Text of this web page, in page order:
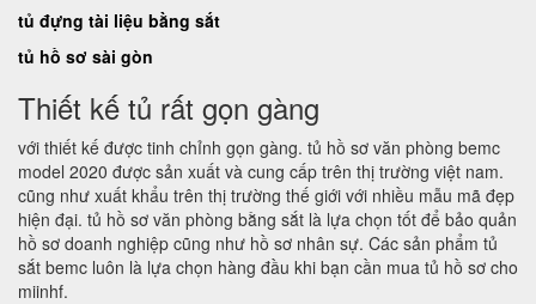
tủ đựng tài liệu bằng sắt
tủ hồ sơ sài gòn
Thiết kế tủ rất gọn gàng
với thiết kế được tinh chỉnh gọn gàng. tủ hồ sơ văn phòng bemc
model 2020 được sản xuất và cung cấp trên thị trường việt nam.
cũng như xuất khẩu trên thị trường thế giới với nhiều mẫu mã đẹp
hiện đại. tủ hồ sơ văn phòng bằng sắt là lựa chọn tốt để bảo quản
hồ sơ doanh nghiệp cũng như hồ sơ nhân sự. Các sản phẩm tủ
sắt bemc luôn là lựa chọn hàng đầu khi bạn cần mua tủ hồ sơ cho
miinhf.